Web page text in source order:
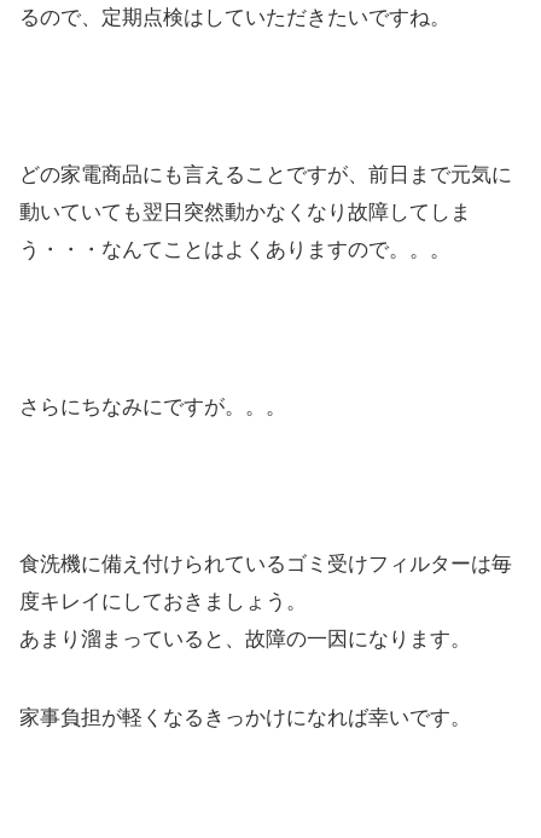
るので、定期点検はしていただきたいですね。
どの家電商品にも言えることですが、前日まで元気に
動いていても翌日突然動かなくなり故障してしま
う・・・なんてことはよくありますので。。。
さらにちなみにですが。。。
食洗機に備え付けられているゴミ受けフィルターは毎
度キレイにしておきましょう。
あまり溜まっていると、故障の一因になります。
家事負担が軽くなるきっかけになれば幸いです。